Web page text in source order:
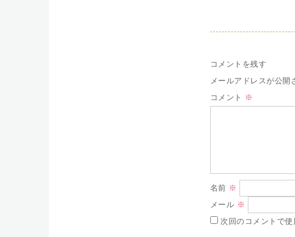
コメントを残す
メールアドレスが公開
コメント
※
名前 ※
メール ※
次回のコメントで